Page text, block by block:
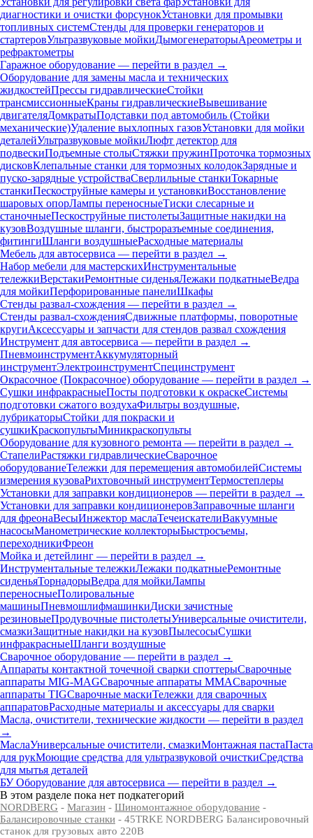
диагностики и очистки форсунокУстановки для промывки
топливных системСтенды для проверки генераторов и
стартеровУльтразвуковые мойкиДымогенераторыАреометры и
рефрактометры
Гаражное оборудование — перейти в раздел →
Оборудование для замены масла и технических
жидкостейПрессы гидравлическиеСтойки
трансмиссионныеКраны гидравлическиеВывешивание
двигателяДомкратыПодставки под автомобиль (Стойки
механические)Удаление выхлопных газовУстановки для мойки
деталейУльтразвуковые мойкиЛюфт детектор для
подвескиПодъемные столыСтяжки пружинПроточка тормозных
дисковКлепальные станки для тормозных колодокЗарядные и
пуско-зарядные устройстваСверлильные станкиТокарные
станкиПескоструйные камеры и установкиВосстановление
шаровых опорЛампы переносныеТиски слесарные и
станочныеПескоструйные пистолетыЗащитные накидки на
кузовВоздушные шланги, быстроразъемные соединения,
фитингиШланги воздушныеРасходные материалы
Мебель для автосервиса — перейти в раздел →
Набор мебели для мастерскихИнструментальные
тележкиВерстакиРемонтные сиденьяЛежаки подкатныеВедра
для мойкиПерфорированные панелиШкафы
Стенды развал-схождения — перейти в раздел →
Стенды развал-схожденияСдвижные платформы, поворотные
кругиАксессуары и запчасти для стендов развал схождения
Инструмент для автосервиса — перейти в раздел →
ПневмоинструментАккумуляторный
инструментЭлектроинструментСпецинструмент
Окрасочное (Покрасочное) оборудование — перейти в раздел →
Сушки инфракрасныеПосты подготовки к окраскеСистемы
подготовки сжатого воздухаФильтры воздушные,
лубрикаторыСтойки для покраски и
сушкиКраскопультыМиникраскопульты
Оборудование для кузовного ремонта — перейти в раздел →
СтапелиРастяжки гидравлическиеСварочное
оборудованиеТележки для перемещения автомобилейСистемы
измерения кузоваРихтовочный инструментТермостеплеры
Установки для заправки кондиционеров — перейти в раздел →
Установки для заправки кондиционеровЗаправочные шланги
для фреонаВесыИнжектор маслаТечеискателиВакуумные
насосыМанометрические коллекторыБыстросъемы,
переходникиФреон
Мойка и детейлинг — перейти в раздел →
Инструментальные тележкиЛежаки подкатныеРемонтные
сиденьяТорнадорыВедра для мойкиЛампы
переносныеПолировальные
машиныПневмошлифмашинкиДиски зачистные
резиновыеПродувочные пистолетыУниверсальные очистители,
смазкиЗащитные накидки на кузовПылесосыСушки
инфракрасныеШланги воздушные
Сварочное оборудование — перейти в раздел →
Аппараты контактной точечной сварки cпоттерыСварочные
аппараты MIG-MAGСварочные аппараты MMAСварочные
аппараты TIGСварочные маскиТележки для сварочных
аппаратовРасходные материалы и аксессуары для сварки
Масла, очистители, технические жидкости — перейти в раздел
→
МаслаУниверсальные очистители, смазкиМонтажная пастаПаста
для рукМоющие средства для ультразвуковой очисткиСредства
для мытья деталей
БУ Оборудование для автосервиса — перейти в раздел →
В этом разделе пока нет подкатегорий
NORDBERG - Магазин - Шиномонтажное оборудование -
Балансировочные станки - 45TRKE NORDBERG Балансировочный
станок для грузовых авто 220В